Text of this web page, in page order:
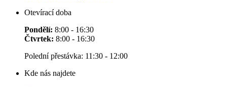
Otevírací doba
Pondělí: 8:00 - 16:30
Čtvrtek: 8:00 - 16:30
Polední přestávka: 11:30 - 12:00
Kde nás najdete